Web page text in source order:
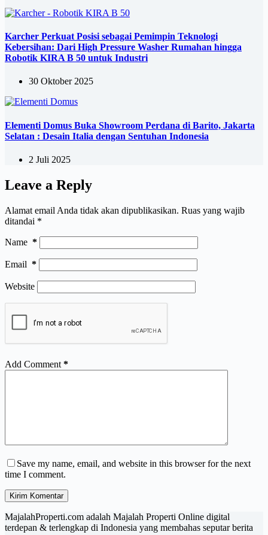
Karcher Perkuat Posisi sebagai Pemimpin Teknologi
Kebersihan: Dari High Pressure Washer Rumahan hingga
Robotik KIRA B 50 untuk Industri
30 Oktober 2025
Elementi Domus Buka Showroom Perdana di Barito, Jakarta
Selatan : Desain Italia dengan Sentuhan Indonesia
2 Juli 2025
Leave a Reply
Alamat email Anda tidak akan dipublikasikan. Ruas yang wajib
ditandai *
Name *
Email *
Website
Add Comment *
Save my name, email, and website in this browser for the next
time I comment.
Kirim Komentar
MajalahProperti.com adalah Majalah Properti Online digital
terdepan & terlengkap di Indonesia yang membahas seputar berita